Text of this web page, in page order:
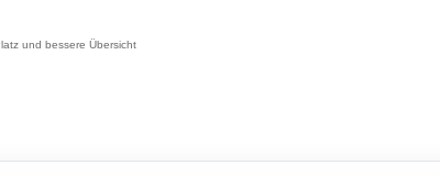
und bessere Übersicht